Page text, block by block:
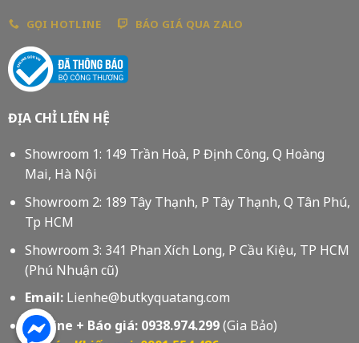
GỌI HOTLINE BÁO GIÁ QUA ZALO
ĐỊA CHỈ LIÊN HỆ
Showroom 1: 149 Trần Hoà, P Định Công, Q Hoàng
Mai, Hà Nội
Showroom 2: 189 Tây Thạnh, P Tây Thạnh, Q Tân Phú,
Tp HCM
Showroom 3: 341 Phan Xích Long, P Cầu Kiệu, TP HCM
(Phú Nhuận cũ)
Email:Lienhe@butkyquatang.com
Hotline + Báo giá: 0938.974.299(Gia Bảo)